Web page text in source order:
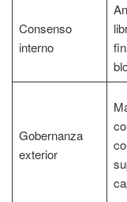
Consenso
interno
Gobernanza
exterior